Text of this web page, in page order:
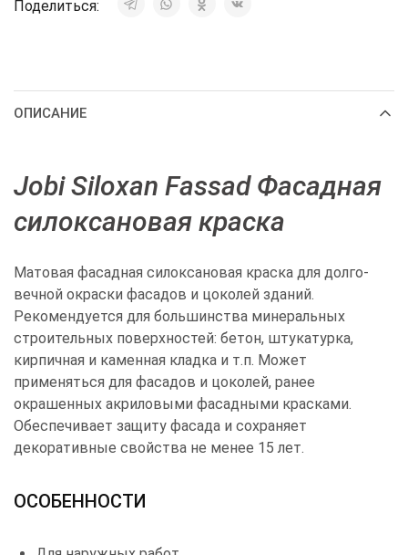
Поделиться:
ОПИСАНИЕ
Jobi Siloxan Fassad Фасадная
силоксановая краска
Матовая фасадная силоксановая краска для долго­
вечной окраски фасадов и цоколей зданий.
Рекомендуется для большинства минеральных
строительных поверхностей: бетон, ­штукатурка,
кирпичная и каменная кладка и т.п. Может
применяться для фасадов и цоколей, ранее
окрашенных акриловыми фасадными красками.
Обеспечивает защиту фасада и сохраняет
декоративные свойства не менее 15 лет.
ОСОБЕННОСТИ